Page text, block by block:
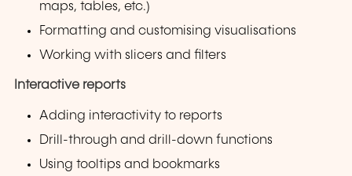
maps, tables, etc.)
Formatting and customising visualisations
Working with slicers and filters
Interactive reports
Adding interactivity to reports
Drill-through and drill-down functions
Using tooltips and bookmarks